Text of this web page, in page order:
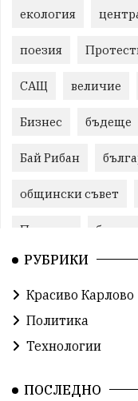
екология
поезия
САЩ величие
Бизнес бъдеще
Бай Рибан
общински съвет
Пловдив бюджет
гражданска позиция
справедливост
Изкуственият
РУБРИКИ
Красиво Карлово
Политика
Технологии
ПОСЛЕДНО